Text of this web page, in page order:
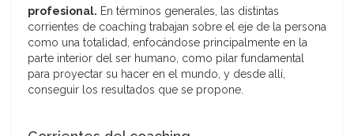
profesional. En términos generales, las distintas
corrientes de coaching trabajan sobre el eje de la persona
como una totalidad, enfocándose principalmente en la
parte interior del ser humano, como pilar fundamental
para proyectar su hacer en el mundo, y desde allí,
conseguir los resultados que se propone.